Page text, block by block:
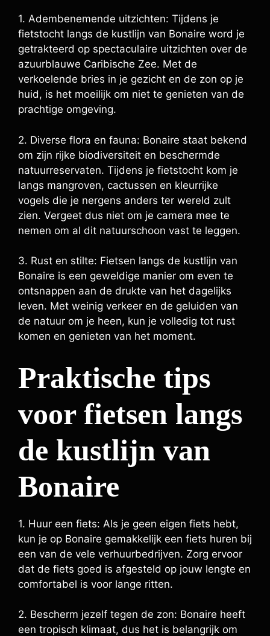
1. Adembenemende uitzichten: Tijdens je
fietstocht langs de kustlijn van Bonaire word je
getrakteerd op spectaculaire uitzichten over de
azuurblauwe Caribische Zee. Met de
verkoelende bries in je gezicht en de zon op je
huid, is het moeilijk om niet te genieten van de
prachtige omgeving.
2. Diverse flora en fauna: Bonaire staat bekend
om zijn rijke biodiversiteit en beschermde
natuurreservaten. Tijdens je fietstocht kom je
langs mangroven, cactussen en kleurrijke
vogels die je nergens anders ter wereld zult
zien. Vergeet dus niet om je camera mee te
nemen om al dit natuurschoon vast te leggen.
3. Rust en stilte: Fietsen langs de kustlijn van
Bonaire is een geweldige manier om even te
ontsnappen aan de drukte van het dagelijks
leven. Met weinig verkeer en de geluiden van
de natuur om je heen, kun je volledig tot rust
komen en genieten van het moment.
Praktische tips
voor fietsen langs
de kustlijn van
Bonaire
1. Huur een fiets: Als je geen eigen fiets hebt,
kun je op Bonaire gemakkelijk een fiets huren bij
een van de vele verhuurbedrijven. Zorg ervoor
dat de fiets goed is afgesteld op jouw lengte en
comfortabel is voor lange ritten.
2. Bescherm jezelf tegen de zon: Bonaire heeft
een tropisch klimaat, dus het is belangrijk om